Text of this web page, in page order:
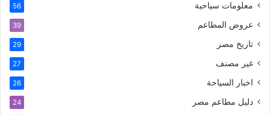
معلومات سياحية 56
عروض المطاعم 39
تاريخ مصر 29
غير مصنف 27
اخبار السياحة 26
دليل مطاعم مصر 24